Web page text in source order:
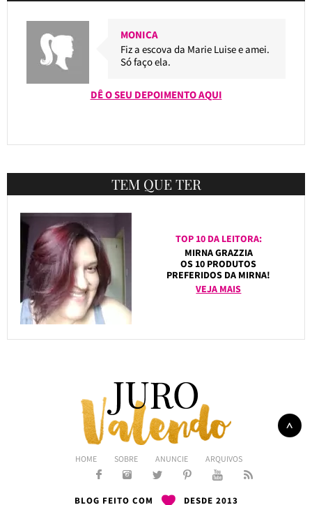
MONICA
Fiz a escova da Marie Luise e amei.
Só faço ela.
DÊ O SEU DEPOIMENTO AQUI
TEM QUE TER
TOP 10 DA LEITORA:
MIRNA GRAZZIA
OS 10 PRODUTOS
PREFERIDOS DA MIRNA!
VEJA MAIS
HOME SOBRE ANUNCIE ARQUIVOS
BLOG FEITO COM DESDE 2013